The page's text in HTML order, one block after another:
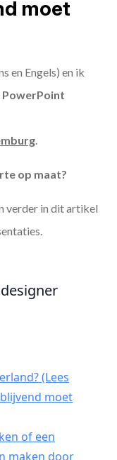
moet
en Engels) en ik
PowerPoint
.
op maat?
verder in dit artikel
(Lees
moet
of een
maken door